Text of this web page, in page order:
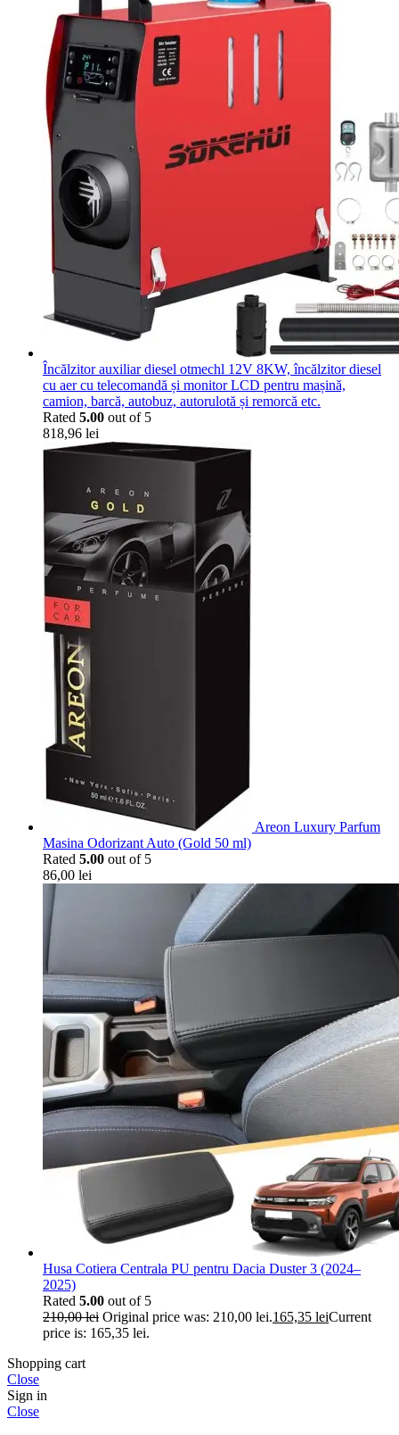
Încălzitor auxiliar diesel otmechl 12V 8KW, încălzitor diesel
cu aer cu telecomandă și monitor LCD pentru mașină,
camion, barcă, autobuz, autorulotă și remorcă etc.
Rated 5.00 out of 5
818,96 lei
Areon Luxury Parfum
Masina Odorizant Auto (Gold 50 ml)
Rated 5.00 out of 5
86,00 lei
Husa Cotiera Centrala PU pentru Dacia Duster 3 (2024–
2025)
Rated 5.00 out of 5
210,00lei Original price was: 210,00 lei.165,35 leiCurrent
price is: 165,35 lei.
Shopping cart
Close
Sign in
Close